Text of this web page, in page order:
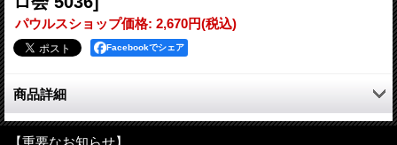
パウルスショップ価格: 2,670円(税込)
Facebookでシェア
商品詳細
ノートルダム寺院で行われた、ノエルの深夜12時からのミサを収
録しています。
【重要なお知らせ】